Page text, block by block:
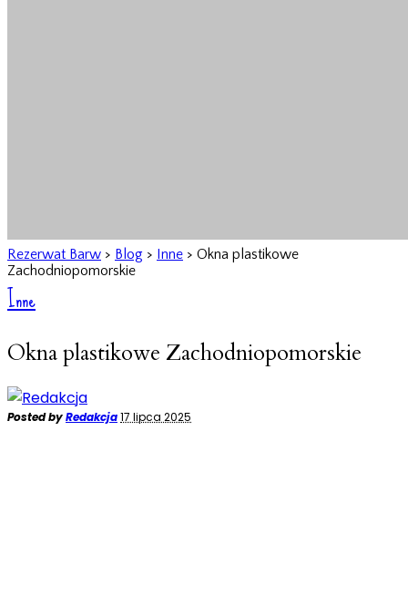
Rezerwat Barw > Blog > Inne > Okna plastikowe
Zachodniopomorskie
Inne
Okna plastikowe Zachodniopomorskie
Posted byRedakcja17 lipca 2025